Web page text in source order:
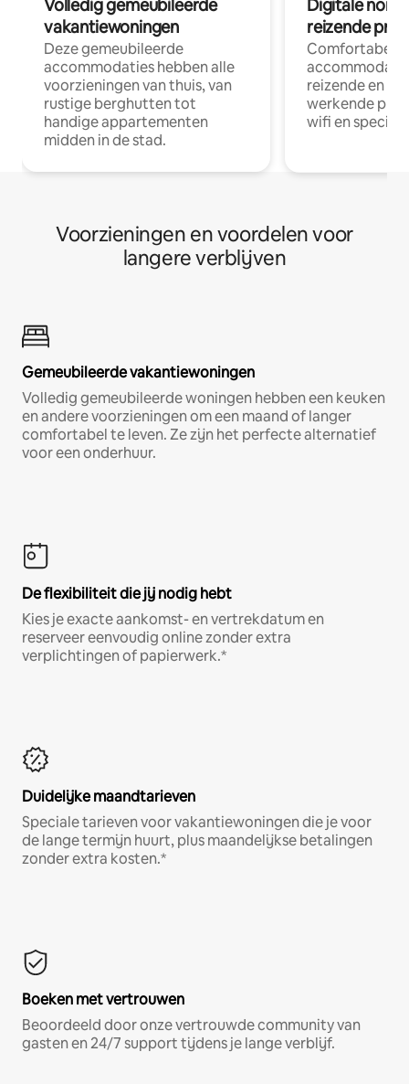
Volledig gemeubileerde
vakantiewoningen
Deze gemeubileerde
accommodaties hebben alle
voorzieningen van thuis, van
rustige berghutten tot
handige appartementen
midden in de stad.
Digitale
reizende
Comfortabele
reizende en
werkende
wifi en
Voorzieningen en voordelen voor
langere verblijven
Gemeubileerde vakantiewoningen
Volledig gemeubileerde woningen hebben een keuken
en andere voorzieningen om een maand of langer
comfortabel te leven. Ze zijn het perfecte alternatief
voor een onderhuur.
De flexibiliteit die jij nodig hebt
Kies je exacte aankomst- en vertrekdatum en
reserveer eenvoudig online zonder extra
verplichtingen of papierwerk.*
Duidelijke maandtarieven
Speciale tarieven voor vakantiewoningen die je voor
de lange termijn huurt, plus maandelijkse betalingen
zonder extra kosten.*
Boeken met vertrouwen
Beoordeeld door onze vertrouwde community van
gasten en 24/7 support tijdens je lange verblijf.